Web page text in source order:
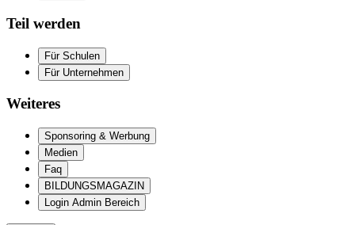
Teil werden
Für Schulen
Für Unternehmen
Weiteres
Sponsoring & Werbung
Medien
Faq
BILDUNGSMAGAZIN
Login Admin Bereich